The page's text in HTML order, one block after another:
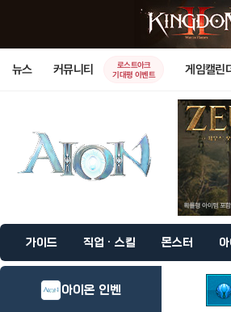
뉴스 커뮤니티
로스트아크
기대평 이벤트
게임캘린
가이드 직업 · 스킬 몬스터
아이온 인벤